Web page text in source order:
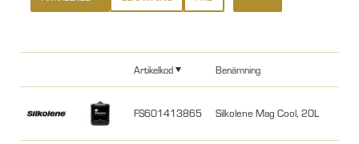
Artikelkod Benämning
FS601413865 Silkolene Mag Cool, 20L